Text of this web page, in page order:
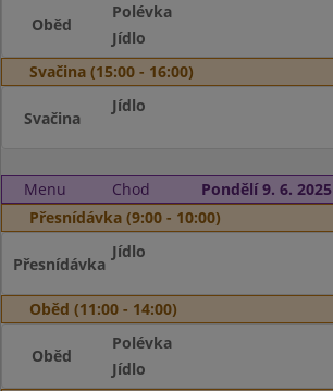
Oběd
Polévka
Jídlo
Svačina (15:00 - 16:00)
Svačina
Jídlo
Menu Chod
Pondělí 9. 6. 2025
Přesnídávka (9:00 - 10:00)
Přesnídávka
Jídlo
Oběd (11:00 - 14:00)
Oběd
Polévka
Jídlo